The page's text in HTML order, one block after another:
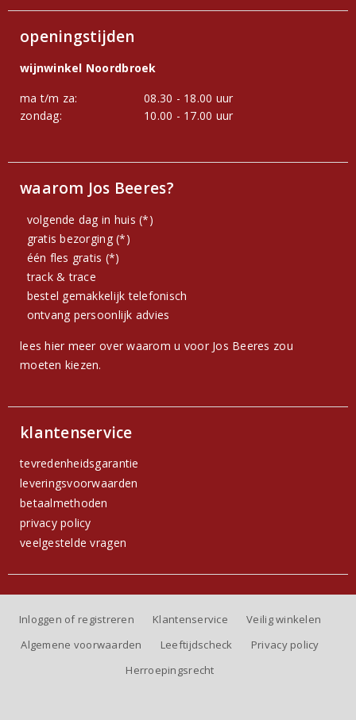
openingstijden
wijnwinkel Noordbroek
ma t/m za:
08.30 - 18.00 uur
zondag:
10.00 - 17.00 uur
waarom Jos Beeres?
volgende dag in huis (*)
gratis bezorging (*)
één fles gratis (*)
track & trace
bestel gemakkelijk telefonisch
ontvang persoonlijk advies
lees hier meer over waarom u voor Jos Beeres zou
moeten kiezen.
klantenservice
tevredenheidsgarantie
leveringsvoorwaarden
betaalmethoden
privacy policy
veelgestelde vragen
Inloggen of registreren Klantenservice
Veilig winkelen
Algemene voorwaarden
Leeftijdscheck
Privacy policy
Herroepingsrecht